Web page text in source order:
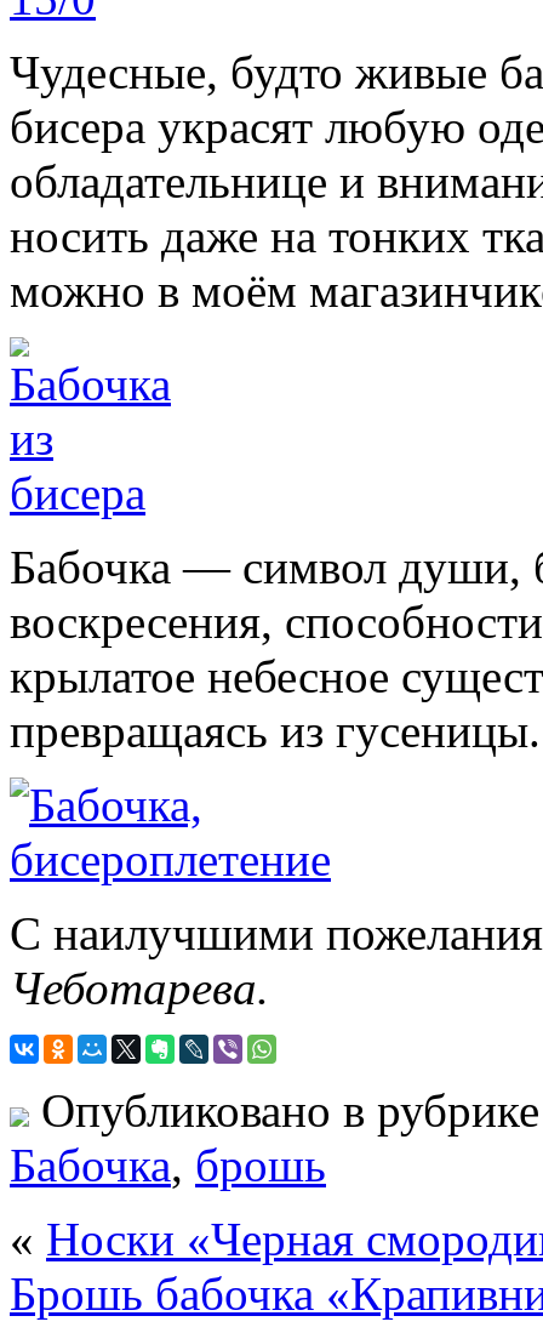
Чудесные, будто живые
бисера украсят любую
обладательнице и
носить даже на тонких
можно в моём
Бабочка — символ души,
воскресения,
крылатое небесное
превращаясь из гусеницы.
С наилучшими
Чеботарева.
Опубликовано в
Бабочка, брошь
« Носки «Черная
Брошь бабочка